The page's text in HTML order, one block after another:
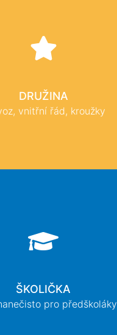
DRUŽINA
vnitřní řád, kroužky
ŠKOLIČKA
pro předškoláky